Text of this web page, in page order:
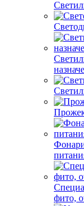
фито,